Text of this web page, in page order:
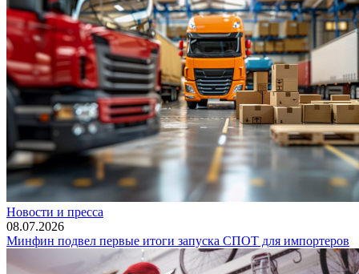
Новости и пресса
08.07.2026
Минфин подвел первые итоги запуска СПОТ для импортеров